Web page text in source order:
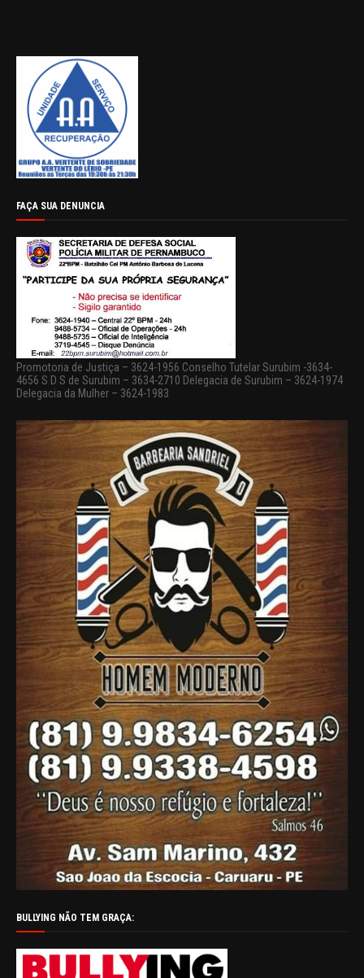
FAÇA SUA DENUNCIA
Promotoria de Justiça – 3624-1956 Conselho Tutelar Surubim -3634-
4656 S D S de Surubim – 3634-2710 Delegacia de Surubim – 3624-1974
Delegacia da Mulher – 3624-1983
BULLYING NÃO TEM GRAÇA: